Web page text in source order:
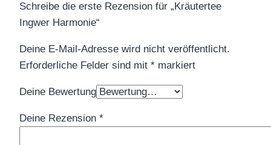
Schreibe die erste Rezension für „Kräutertee
Ingwer Harmonie“
Deine E-Mail-Adresse wird nicht veröffentlicht.
Erforderliche Felder sind mit * markiert
Deine Bewertung
Deine Rezension *